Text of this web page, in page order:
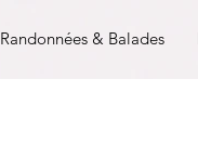
Randonnées & Balades